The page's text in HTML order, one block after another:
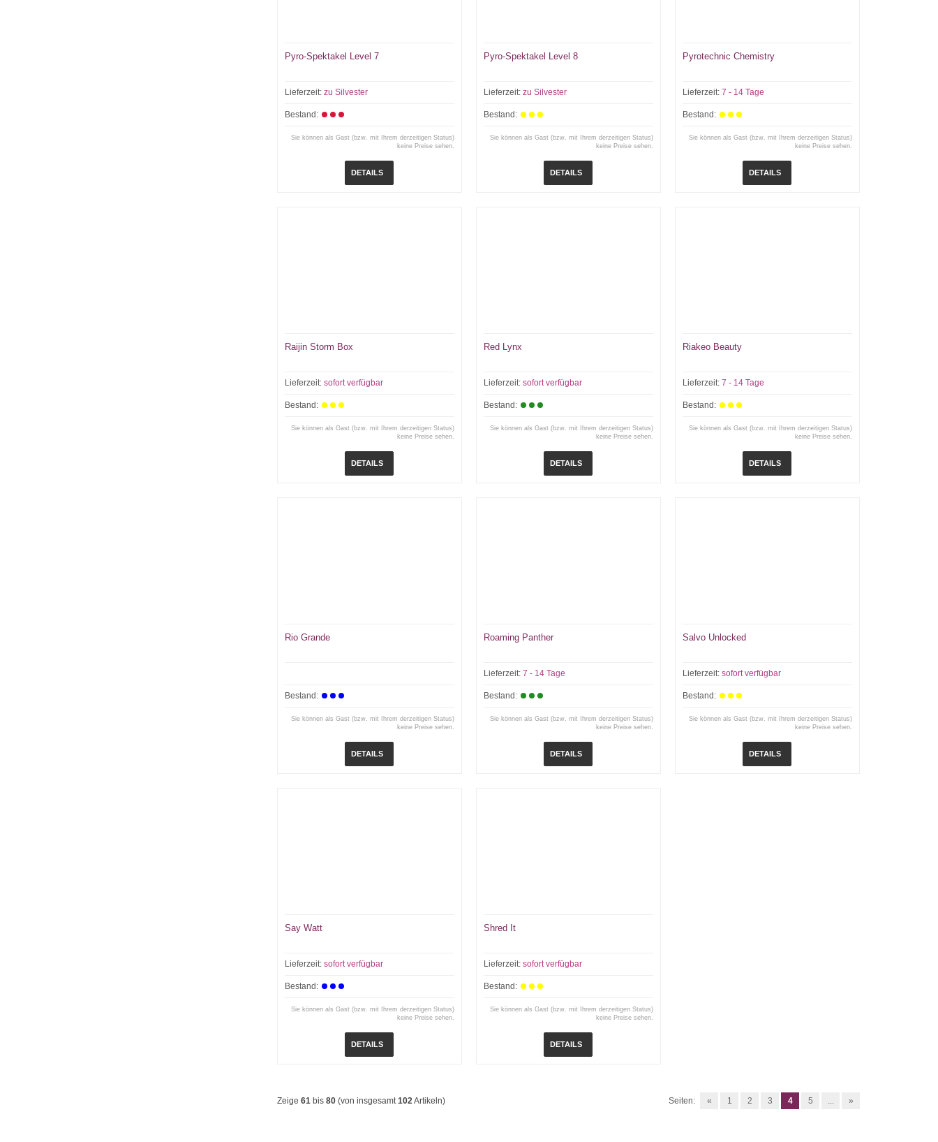
Pyro-Spektakel Level 7
Lieferzeit: zu Silvester
Bestand:
Sie können als Gast (bzw. mit Ihrem derzeitigen Status)
keine Preise sehen.
DETAILS
Pyro-Spektakel Level 8
Lieferzeit: zu Silvester
Bestand:
Sie können als Gast (bzw. mit Ihrem derzeitigen Status)
keine Preise sehen.
DETAILS
Pyrotechnic Chemistry
Lieferzeit: 7 - 14 Tage
Bestand:
Sie können als Gast (bzw. mit Ihrem derzeitigen Status)
keine Preise sehen.
DETAILS
Raijin Storm Box
Lieferzeit: sofort verfügbar
Bestand:
Sie können als Gast (bzw. mit Ihrem derzeitigen Status)
keine Preise sehen.
DETAILS
Red Lynx
Lieferzeit: sofort verfügbar
Bestand:
Sie können als Gast (bzw. mit Ihrem derzeitigen Status)
keine Preise sehen.
DETAILS
Riakeo Beauty
Lieferzeit: 7 - 14 Tage
Bestand:
Sie können als Gast (bzw. mit Ihrem derzeitigen Status)
keine Preise sehen.
DETAILS
Rio Grande
Bestand:
Sie können als Gast (bzw. mit Ihrem derzeitigen Status)
keine Preise sehen.
DETAILS
Roaming Panther
Lieferzeit: 7 - 14 Tage
Bestand:
Sie können als Gast (bzw. mit Ihrem derzeitigen Status)
keine Preise sehen.
DETAILS
Salvo Unlocked
Lieferzeit: sofort verfügbar
Bestand:
Sie können als Gast (bzw. mit Ihrem derzeitigen Status)
keine Preise sehen.
DETAILS
Say Watt
Lieferzeit: sofort verfügbar
Bestand:
Sie können als Gast (bzw. mit Ihrem derzeitigen Status)
keine Preise sehen.
DETAILS
Shred It
Lieferzeit: sofort verfügbar
Bestand:
Sie können als Gast (bzw. mit Ihrem derzeitigen Status)
keine Preise sehen.
DETAILS
Zeige 61 bis 80 (von insgesamt102Artikeln) Seiten: « 1 2 3 4 5 ... »